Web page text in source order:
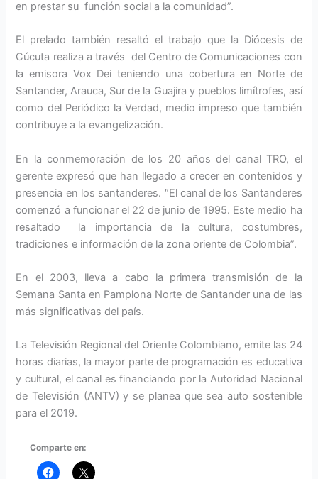
en prestar su función social a la comunidad”.
El prelado también resaltó el trabajo que la Diócesis de
Cúcuta realiza a través del Centro de Comunicaciones con
la emisora Vox Dei teniendo una cobertura en Norte de
Santander, Arauca, Sur de la Guajira y pueblos limítrofes, así
como del Periódico la Verdad, medio impreso que también
contribuye a la evangelización.
En la conmemoración de los 20 años del canal TRO, el
gerente expresó que han llegado a crecer en contenidos y
presencia en los santanderes. “El canal de los Santanderes
comenzó a funcionar el 22 de junio de 1995. Este medio ha
resaltado la importancia de la cultura, costumbres,
tradiciones e información de la zona oriente de Colombia”.
En el 2003, lleva a cabo la primera transmisión de la
Semana Santa en Pamplona Norte de Santander una de las
más significativas del país.
La Televisión Regional del Oriente Colombiano, emite las 24
horas diarias, la mayor parte de programación es educativa
y cultural, el canal es financiando por la Autoridad Nacional
de Televisión (ANTV) y se planea que sea auto sostenible
para el 2019.
Comparte en: